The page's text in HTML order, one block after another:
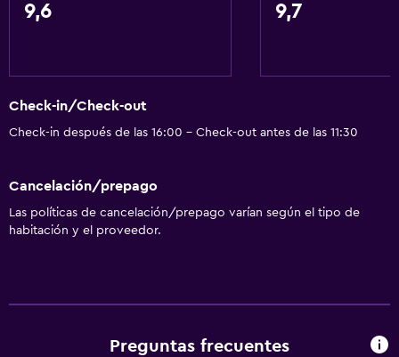
9,6 9,7
Check-in/Check-out
Check-in después de las 16:00 - Check-out antes de las 11:30
Cancelación/prepago
Las políticas de cancelación/prepago varían según el tipo de
habitación y el proveedor.
Preguntas frecuentes